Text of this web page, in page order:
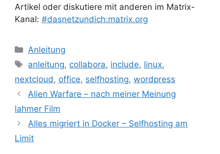
Artikel oder diskutiere mit anderen im Matrix-
Kanal: #dasnetzundich:matrix.org
Kategorien
Anleitung
Schlagwörter
anleitung, collabora, include, linux,
nextcloud, office, selfhosting, wordpress
Alien Warfare – nach meiner Meinung
lahmer Film
Alles migriert in Docker – Selfhosting am
Limit